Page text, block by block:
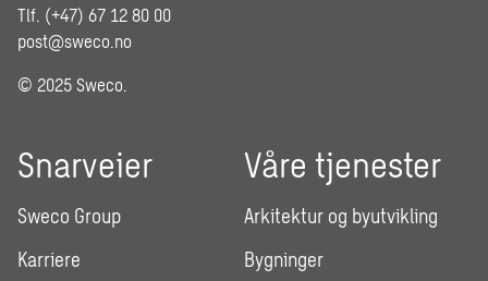
Tlf. (+47) 67 12 80 00
post@sweco.no
© 2025 Sweco.
Snarveier
Sweco Group
Karriere
Våre tjenester
Arkitektur og byutvikling
Bygninger